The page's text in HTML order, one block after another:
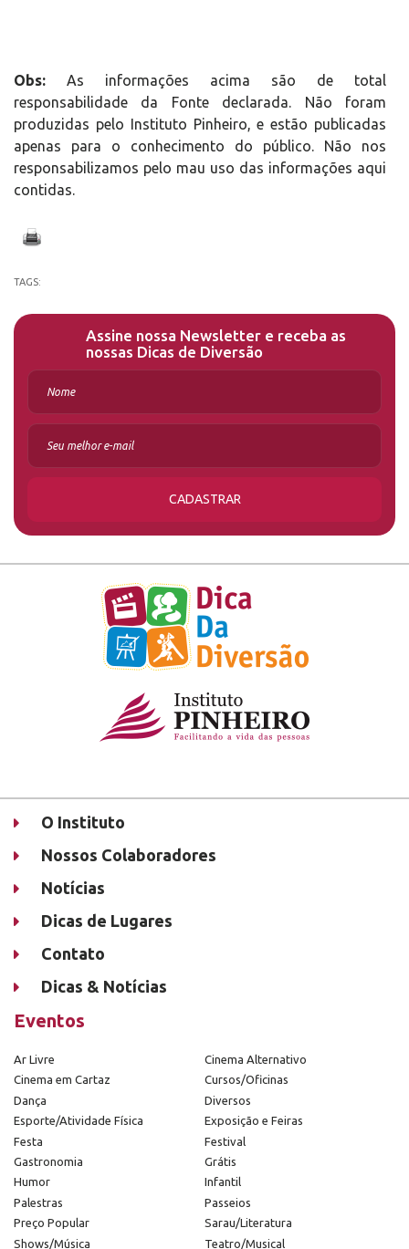
Obs: As informações acima são de total
responsabilidade da Fonte declarada. Não foram
produzidas pelo Instituto Pinheiro, e estão publicadas
apenas para o conhecimento do público. Não nos
responsabilizamos pelo mau uso das informações aqui
contidas.
TAGS:
Assine nossa Newsletter e receba as
nossas Dicas de Diversão
CADASTRAR
O Instituto
Nossos Colaboradores
Notícias
Dicas de Lugares
Contato
Dicas & Notícias
Eventos
Ar Livre
Cinema Alternativo
Cinema em Cartaz
Cursos/Oficinas
Dança
Diversos
Esporte/Atividade Física
Exposição e Feiras
Festa
Festival
Gastronomia
Grátis
Humor
Infantil
Palestras
Passeios
Preço Popular
Sarau/Literatura
Shows/Música
Teatro/Musical